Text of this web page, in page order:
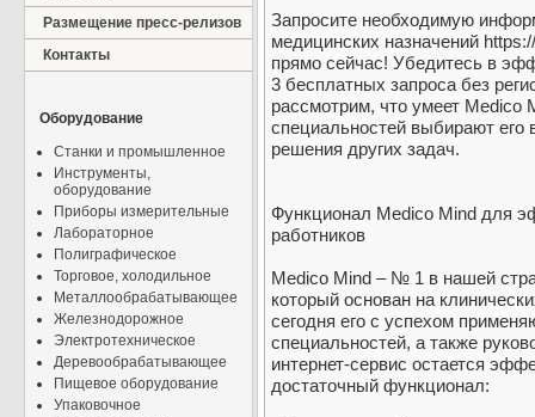
Размещение пресс-релизов
Контакты
Оборудование
Станки и промышленное
Инструменты,
оборудование
Приборы измерительные
Лабораторное
Полиграфическое
Торговое, холодильное
Металлообрабатывающее
Железнодорожное
Электротехническое
Деревообрабатывающее
Пищевое оборудование
Упаковочное
Запросите необходимую
медицинских назначений
прямо сейчас! Убедитесь в
3 бесплатных запроса без
рассмотрим, что умеет Medico
специальностей выбирают его
решения других задач.
Функционал Medico Mind для
работников
Medico Mind – № 1 в нашей
который основан на
сегодня его с успехом
специальностей, а также
интернет-сервис остается
достаточный функционал: